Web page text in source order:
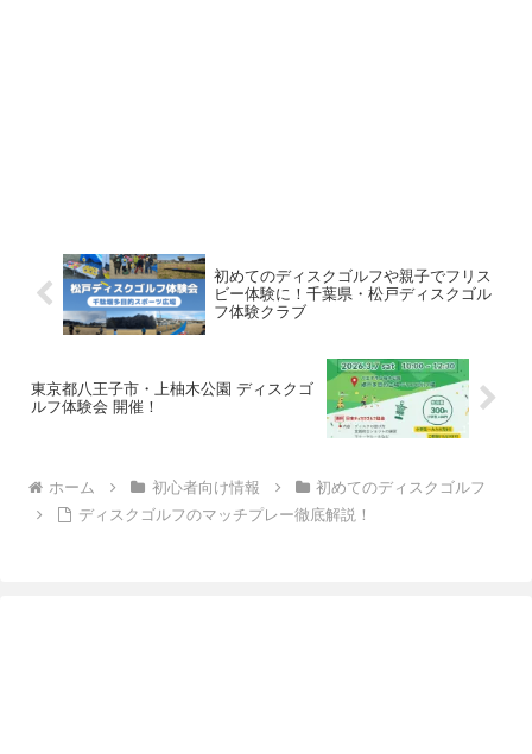
初めてのディスクゴルフや親子でフリス
ビー体験に！千葉県・松戸ディスクゴル
フ体験クラブ
東京都八王子市・上柚木公園 ディスクゴ
ルフ体験会 開催！
ホーム 初心者向け情報
初めてのディスクゴルフ
ディスクゴルフのマッチプレー徹底解説！